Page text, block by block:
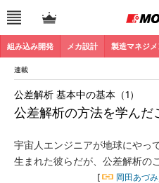
組み込み開発 メカ設計 製造マネジメ
連載
公差解析の方法を学んだ
公差解析 基本中の基本（1）
宇宙人エンジニアが地球にやっ
生まれた彼らだが、公差解析の
[ 岡田あづ